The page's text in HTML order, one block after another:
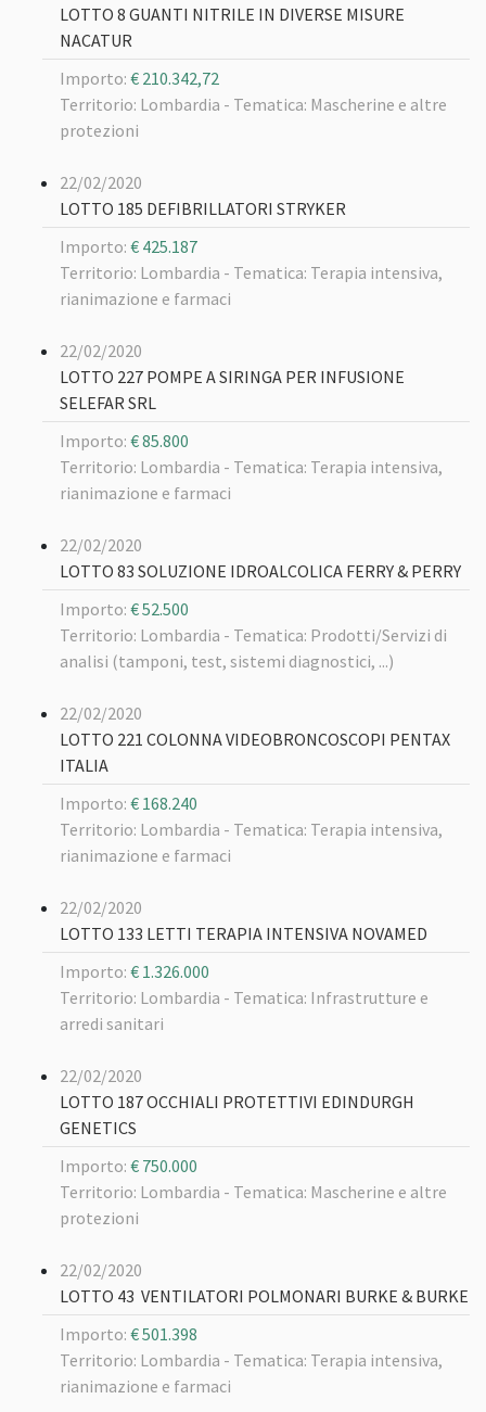
LOTTO 8 GUANTI NITRILE IN DIVERSE MISURE
NACATUR
Importo: € 210.342,72
Territorio: Lombardia - Tematica: Mascherine e altre
protezioni
22/02/2020
LOTTO 185 DEFIBRILLATORI STRYKER
Importo: € 425.187
Territorio: Lombardia - Tematica: Terapia intensiva,
rianimazione e farmaci
22/02/2020
LOTTO 227 POMPE A SIRINGA PER INFUSIONE
SELEFAR SRL
Importo: € 85.800
Territorio: Lombardia - Tematica: Terapia intensiva,
rianimazione e farmaci
22/02/2020
LOTTO 83 SOLUZIONE IDROALCOLICA FERRY & PERRY
Importo: € 52.500
Territorio: Lombardia - Tematica: Prodotti/Servizi di
analisi (tamponi, test, sistemi diagnostici, ...)
22/02/2020
LOTTO 221 COLONNA VIDEOBRONCOSCOPI PENTAX
ITALIA
Importo: € 168.240
Territorio: Lombardia - Tematica: Terapia intensiva,
rianimazione e farmaci
22/02/2020
LOTTO 133 LETTI TERAPIA INTENSIVA NOVAMED
Importo: € 1.326.000
Territorio: Lombardia - Tematica: Infrastrutture e
arredi sanitari
22/02/2020
LOTTO 187 OCCHIALI PROTETTIVI EDINDURGH
GENETICS
Importo: € 750.000
Territorio: Lombardia - Tematica: Mascherine e altre
protezioni
22/02/2020
LOTTO 43 VENTILATORI POLMONARI BURKE & BURKE
Importo: € 501.398
Territorio: Lombardia - Tematica: Terapia intensiva,
rianimazione e farmaci